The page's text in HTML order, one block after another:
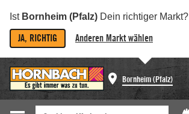
Ist Bornheim (Pfalz) Dein richtiger Markt?
JA, RICHTIG Anderen Markt wählen
Bornheim (Pfalz)